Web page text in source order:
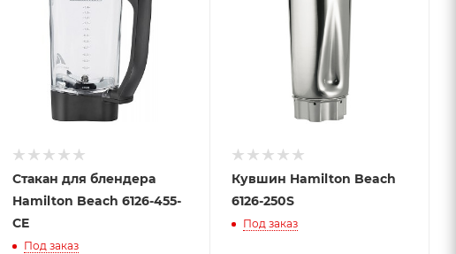
Стакан для блендера
Hamilton Beach 6126-455-
CE
Под заказ
Кувшин Hamilton Beach
6126-250S
Под заказ